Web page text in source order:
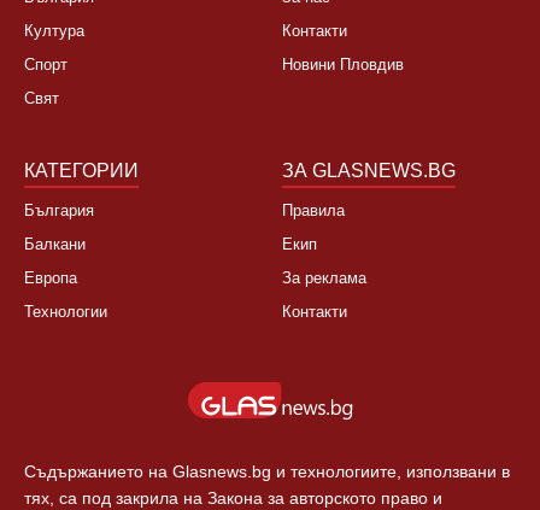
Култура
Спорт
Свят
Контакти
Новини Пловдив
КАТЕГОРИИ
България
Балкани
Европа
Технологии
ЗА GLASNEWS.BG
Правила
Екип
За реклама
Контакти
Съдържанието на Glasnews.bg и технологиите, използвани в
тях, са под закрила на Закона за авторското право и